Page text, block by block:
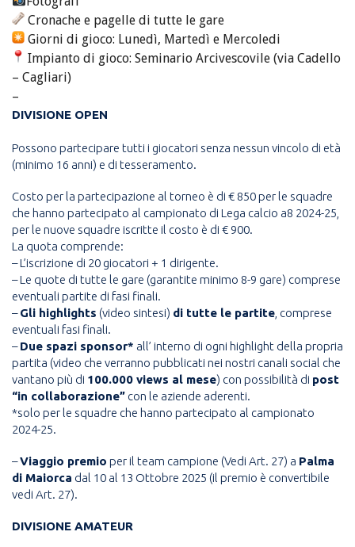
Cronache e pagelle di tutte le gare
Giorni di gioco: Lunedì, Martedì e Mercoledi
Impianto di gioco: Seminario Arcivescovile (via Cadello
– Cagliari)
–
DIVISIONE OPEN
Possono partecipare tutti i giocatori senza nessun vincolo di età
(minimo 16 anni) e di tesseramento.
Costo per la partecipazione al torneo è di € 850 per le squadre
che hanno partecipato al campionato di Lega calcio a8 2024-25,
per le nuove squadre iscritte il costo è di € 900.
La quota comprende:
– L’iscrizione di 20 giocatori + 1 dirigente.
– Le quote di tutte le gare (garantite minimo 8-9 gare) comprese
eventuali partite di fasi finali.
–Gli highlights (video sintesi) di tutte le partite , comprese
eventuali fasi finali.
–Due spazi sponsor* all’ interno di ogni highlight della propria
partita (video che verranno pubblicati nei nostri canali social che
vantano più di 100.000 views al mese) con possibilità di post
“in collaborazione” con le aziende aderenti.
*solo per le squadre che hanno partecipato al campionato
2024-25.
–Viaggio premio per il team campione (Vedi Art. 27) a Palma
di Maiorca dal 10 al 13 Ottobre 2025 (il premio è convertibile
vedi Art. 27).
DIVISIONE AMATEUR